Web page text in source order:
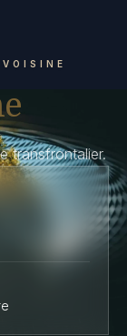
transfrontalier.